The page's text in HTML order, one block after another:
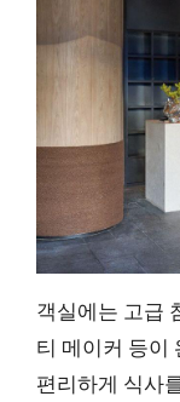
객실에는 고급
티 메이커 등이
편리하게 식사